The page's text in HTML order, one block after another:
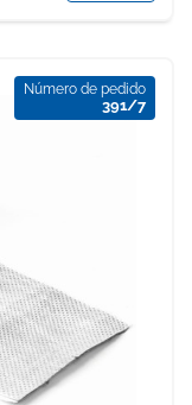
Número de pedido
391/7